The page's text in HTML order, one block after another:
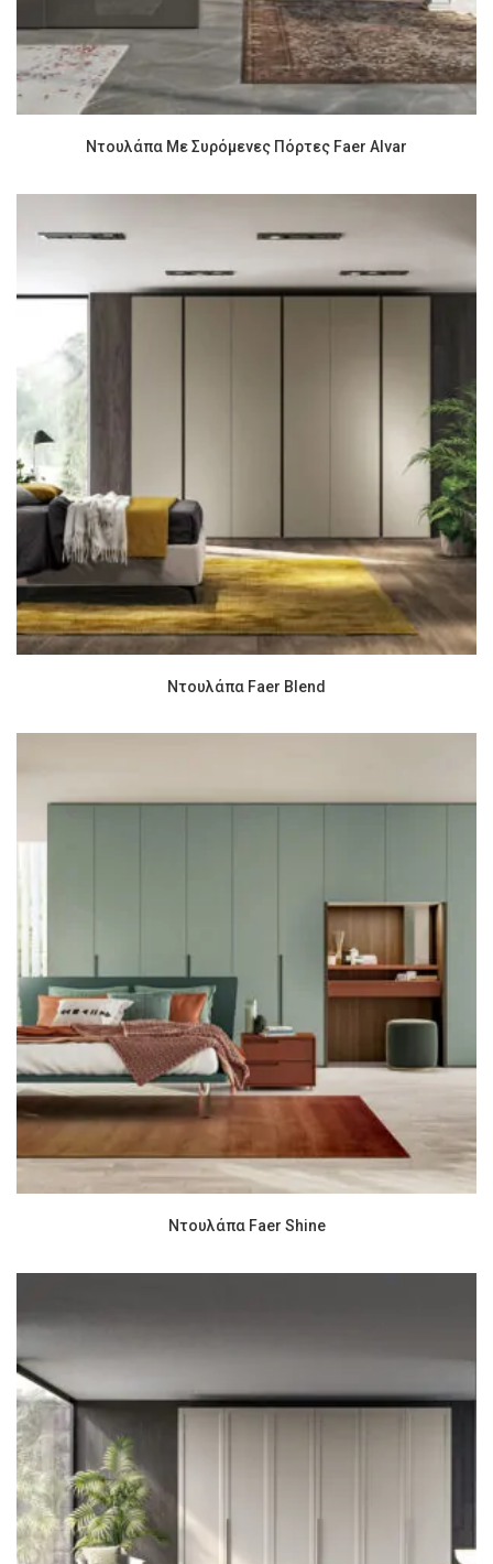
Ντουλάπα Με Συρόμενες Πόρτες Faer Alvar
Ντουλάπα Faer Blend
Ντουλάπα Faer Shine